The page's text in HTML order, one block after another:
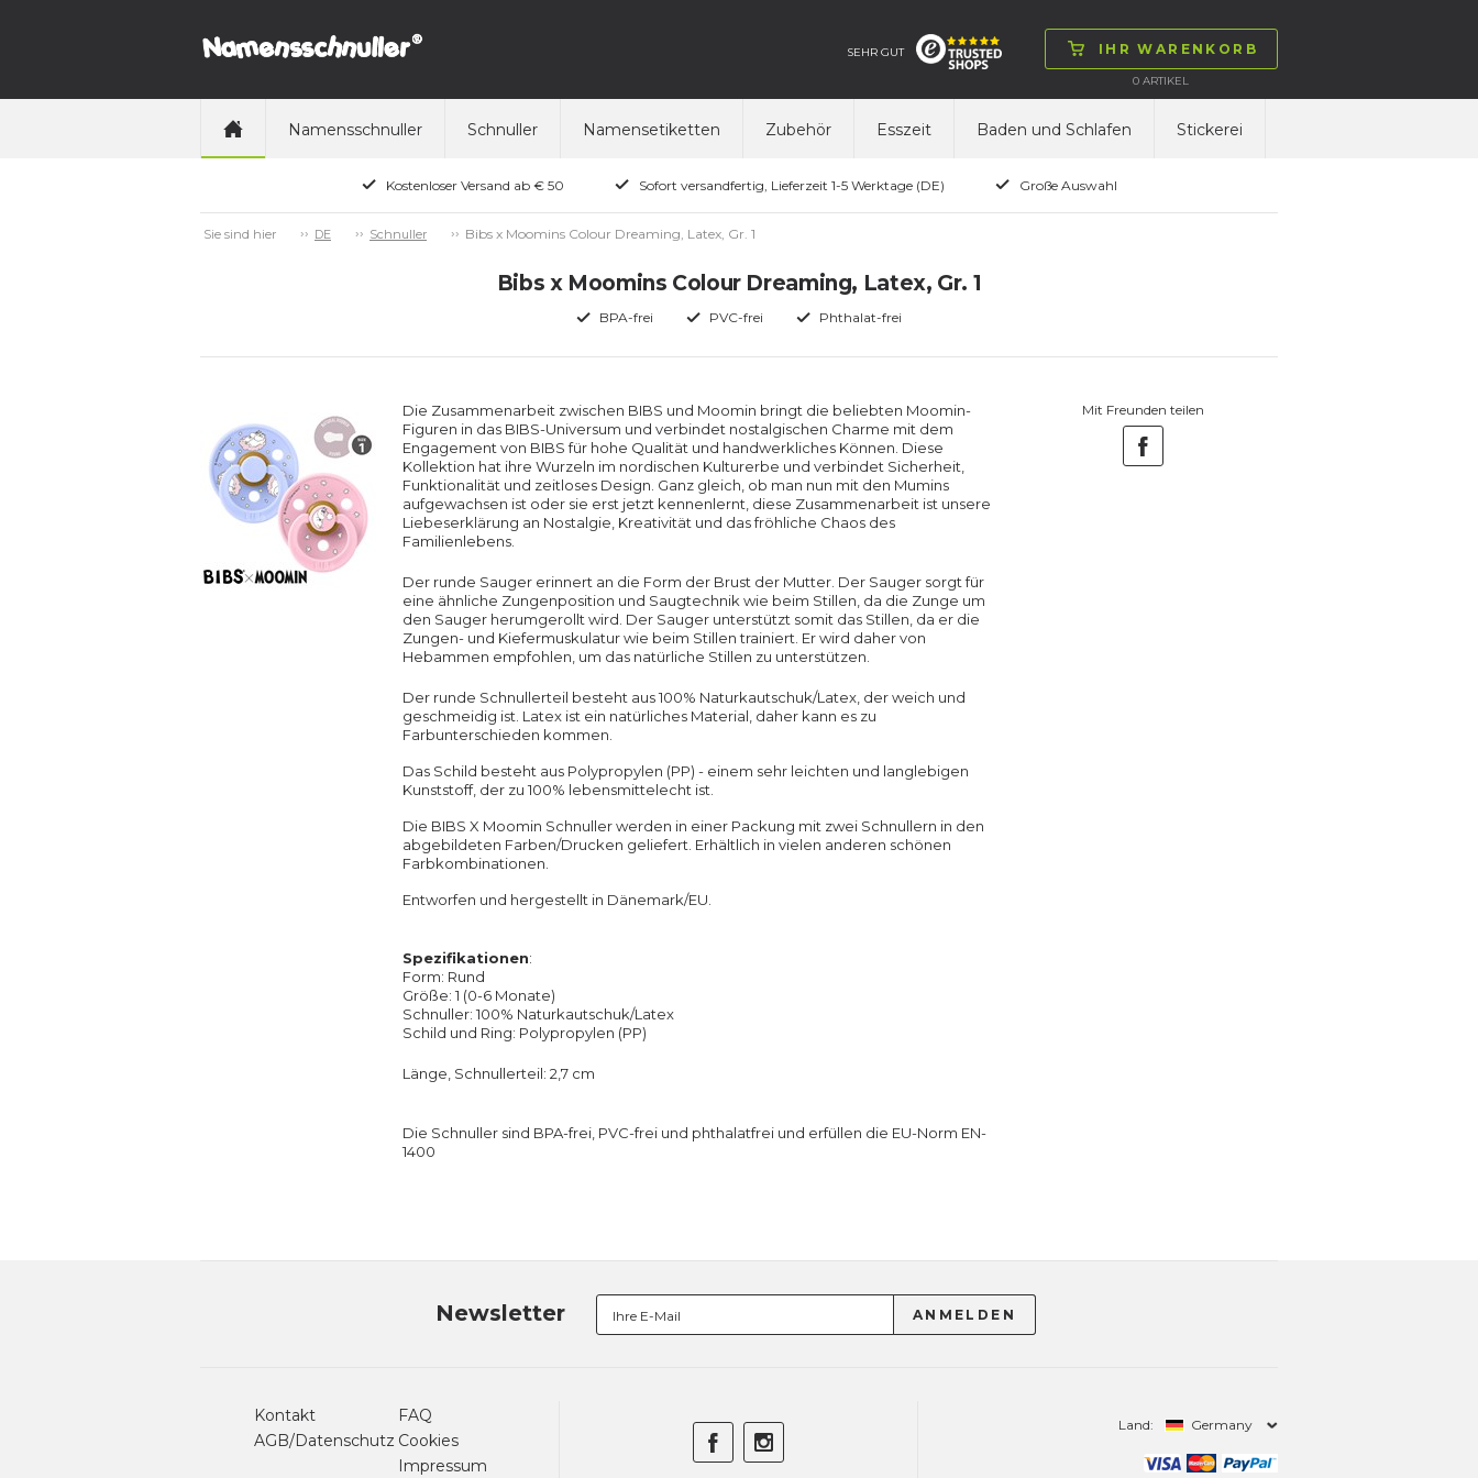
IHR WARENKORB
0ARTIKEL
SEHR GUT
Namensschnuller Schnuller Namensetiketten Zubehör Esszeit Baden und Schlafen Stickerei
Kostenloser Versand ab € 50 Sofort versandfertig, Lieferzeit 1-5 Werktage (DE) Große Auswahl
Sie sind hier DE Schnuller Bibs x Moomins Colour Dreaming, Latex, Gr. 1
Bibs x Moomins Colour Dreaming, Latex, Gr. 1
BPA-frei PVC-frei Phthalat-frei
Die Zusammenarbeit zwischen BIBS und Moomin bringt die beliebten Moomin-
Figuren in das BIBS-Universum und verbindet nostalgischen Charme mit dem
Engagement von BIBS für hohe Qualität und handwerkliches Können. Diese
Kollektion hat ihre Wurzeln im nordischen Kulturerbe und verbindet Sicherheit,
Funktionalität und zeitloses Design. Ganz gleich, ob man nun mit den Mumins
aufgewachsen ist oder sie erst jetzt kennenlernt, diese Zusammenarbeit ist unsere
Liebeserklärung an Nostalgie, Kreativität und das fröhliche Chaos des
Familienlebens.
Der runde Sauger erinnert an die Form der Brust der Mutter. Der Sauger sorgt für
eine ähnliche Zungenposition und Saugtechnik wie beim Stillen, da die Zunge um
den Sauger herumgerollt wird. Der Sauger unterstützt somit das Stillen, da er die
Zungen- und Kiefermuskulatur wie beim Stillen trainiert. Er wird daher von
Hebammen empfohlen, um das natürliche Stillen zu unterstützen.
Der runde Schnullerteil besteht aus 100% Naturkautschuk/Latex, der weich und
geschmeidig ist. Latex ist ein natürliches Material, daher kann es zu
Farbunterschieden kommen.
Das Schild besteht aus Polypropylen (PP) - einem sehr leichten und langlebigen
Kunststoff, der zu 100% lebensmittelecht ist.
Die BIBS X Moomin Schnuller werden in einer Packung mit zwei Schnullern in den
abgebildeten Farben/Drucken geliefert. Erhältlich in vielen anderen schönen
Farbkombinationen.
Entworfen und hergestellt in Dänemark/EU.
Spezifikationen:
Form: Rund
Größe: 1 (0-6 Monate)
Schnuller: 100% Naturkautschuk/Latex
Schild und Ring: Polypropylen (PP)
Länge, Schnullerteil: 2,7 cm
Die Schnuller sind BPA-frei, PVC-frei und phthalatfrei und erfüllen die EU-Norm EN-
1400
Mit Freunden teilen
Newsletter
Kontakt
AGB/Datenschutz
FAQ
Cookies
Impressum
Land: Germany